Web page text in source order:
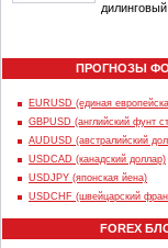
ПРОГНОЗЫ
EURUSD (единая
GBPUSD (английский фунт
AUDUSD (австралийский
USDCAD (канадский доллар)
USDJPY (японская йена)
USDCHF (швейцарский
FOREX